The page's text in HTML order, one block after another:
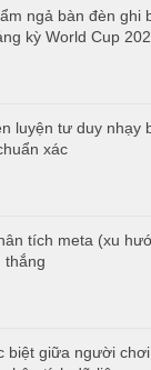
ngả bàn đèn ghi
kỳ World Cup
luyện tư duy nhạy
xác
tích meta (xu
thắng
biệt giữa người